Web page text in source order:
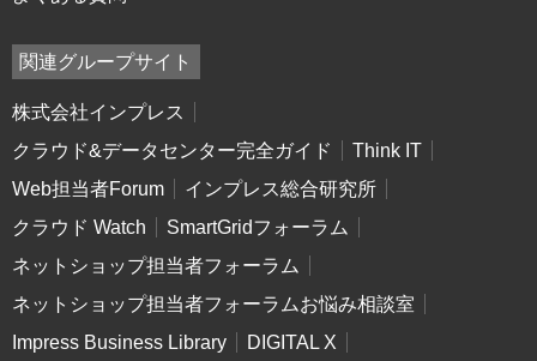
関連グループサイト
株式会社インプレス
クラウド&データセンター完全ガイド
Think IT
Web担当者Forum
インプレス総合研究所
クラウド Watch
SmartGridフォーラム
ネットショップ担当者フォーラム
ネットショップ担当者フォーラムお悩み相談室
Impress Business Library
DIGITAL X